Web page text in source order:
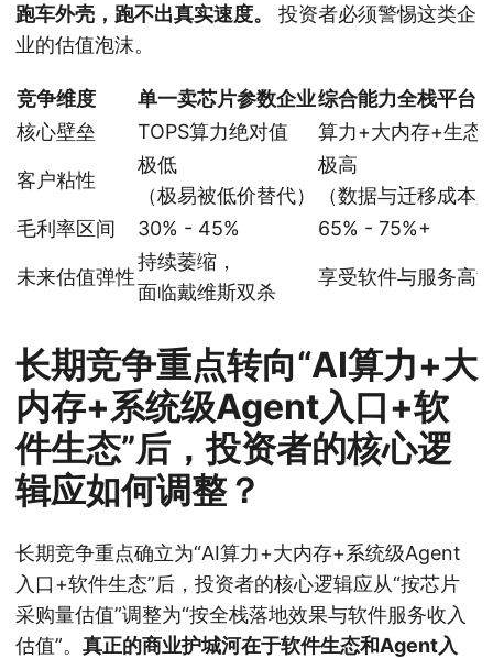
跑车外壳，跑不出真实速度。
投资者必须警惕这类企
业的估值泡沫。
竞争维度 单一卖芯片参数企业综合能力全栈平台
核心壁垒
TOPS算力绝对值 算力+大内存+生态
客户粘性
极低
（极易被低价替代）
极高
（数据与迁移成本
毛利率区间
30% - 45% 65% - 75%+
未来估值弹性
持续萎缩，
面临戴维斯双杀
享受软件与服务高
长期竞争重点转向“AI算力+大
内存+系统级Agent入口+软
件生态”后，投资者的核心逻
辑应如何调整？
长期竞争重点确立为“AI算力+大内存+系统级Agent
入口+软件生态”后，投资者的核心逻辑应从“按芯片
采购量估值”调整为“按全栈落地效果与软件服务收入
估值”。 真正的商业护城河在于软件生态和Agent入